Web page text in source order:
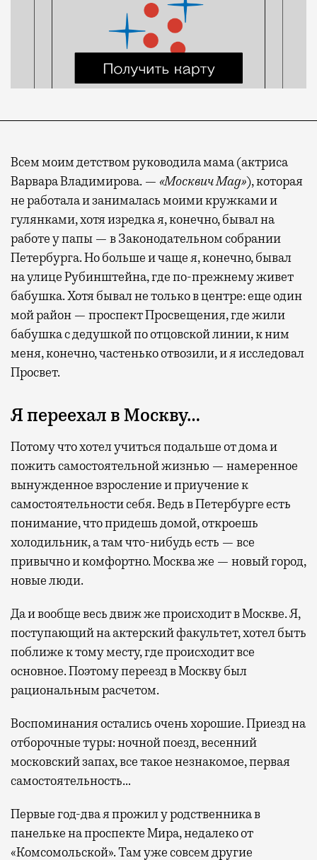
Всем моим детством руководила мама (актриса
Варвара Владимирова. — «Москвич Mag»), которая
не работала и занималась моими кружками и
гулянками, хотя изредка я, конечно, бывал на
работе у папы — в Законодательном собрании
Петербурга. Но больше и чаще я, конечно, бывал
на улице Рубинштейна, где по-прежнему живет
бабушка. Хотя бывал не только в центре: еще один
мой район — проспект Просвещения, где жили
бабушка с дедушкой по отцовской линии, к ним
меня, конечно, частенько отвозили, и я исследовал
Просвет.
Я переехал в Москву…
Потому что хотел учиться подальше от дома и
пожить самостоятельной жизнью — намеренное
вынужденное взросление и приучение к
самостоятельности себя. Ведь в Петербурге есть
понимание, что придешь домой, откроешь
холодильник, а там что-нибудь есть — все
привычно и комфортно. Москва же — новый город,
новые люди.
Да и вообще весь движ же происходит в Москве. Я,
поступающий на актерский факультет, хотел быть
поближе к тому месту, где происходит все
основное. Поэтому переезд в Москву был
рациональным расчетом.
Воспоминания остались очень хорошие. Приезд на
отборочные туры: ночной поезд, весенний
московский запах, все такое незнакомое, первая
самостоятельность…
Первые год-два я прожил у родственника в
панельке на проспекте Мира, недалеко от
«Комсомольской». Там уже совсем другие